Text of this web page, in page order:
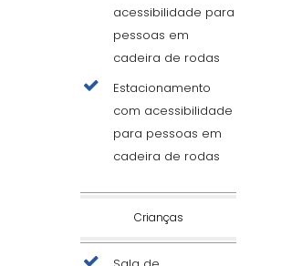
acessibilidade para
pessoas em
cadeira de rodas
Estacionamento
com acessibilidade
para pessoas em
cadeira de rodas
Crianças